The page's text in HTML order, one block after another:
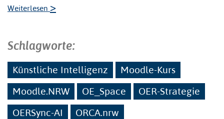
Weiterlesen >
Schlagworte:
Künstliche Intelligenz
Moodle-Kurs
Moodle.NRW
OE_Space
OER-Strategie
OERSync-AI
ORCA.nrw